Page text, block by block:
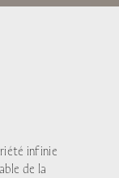
infinie
de la